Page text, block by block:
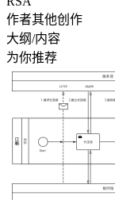
作者其他创作
大纲/内容
为你推荐